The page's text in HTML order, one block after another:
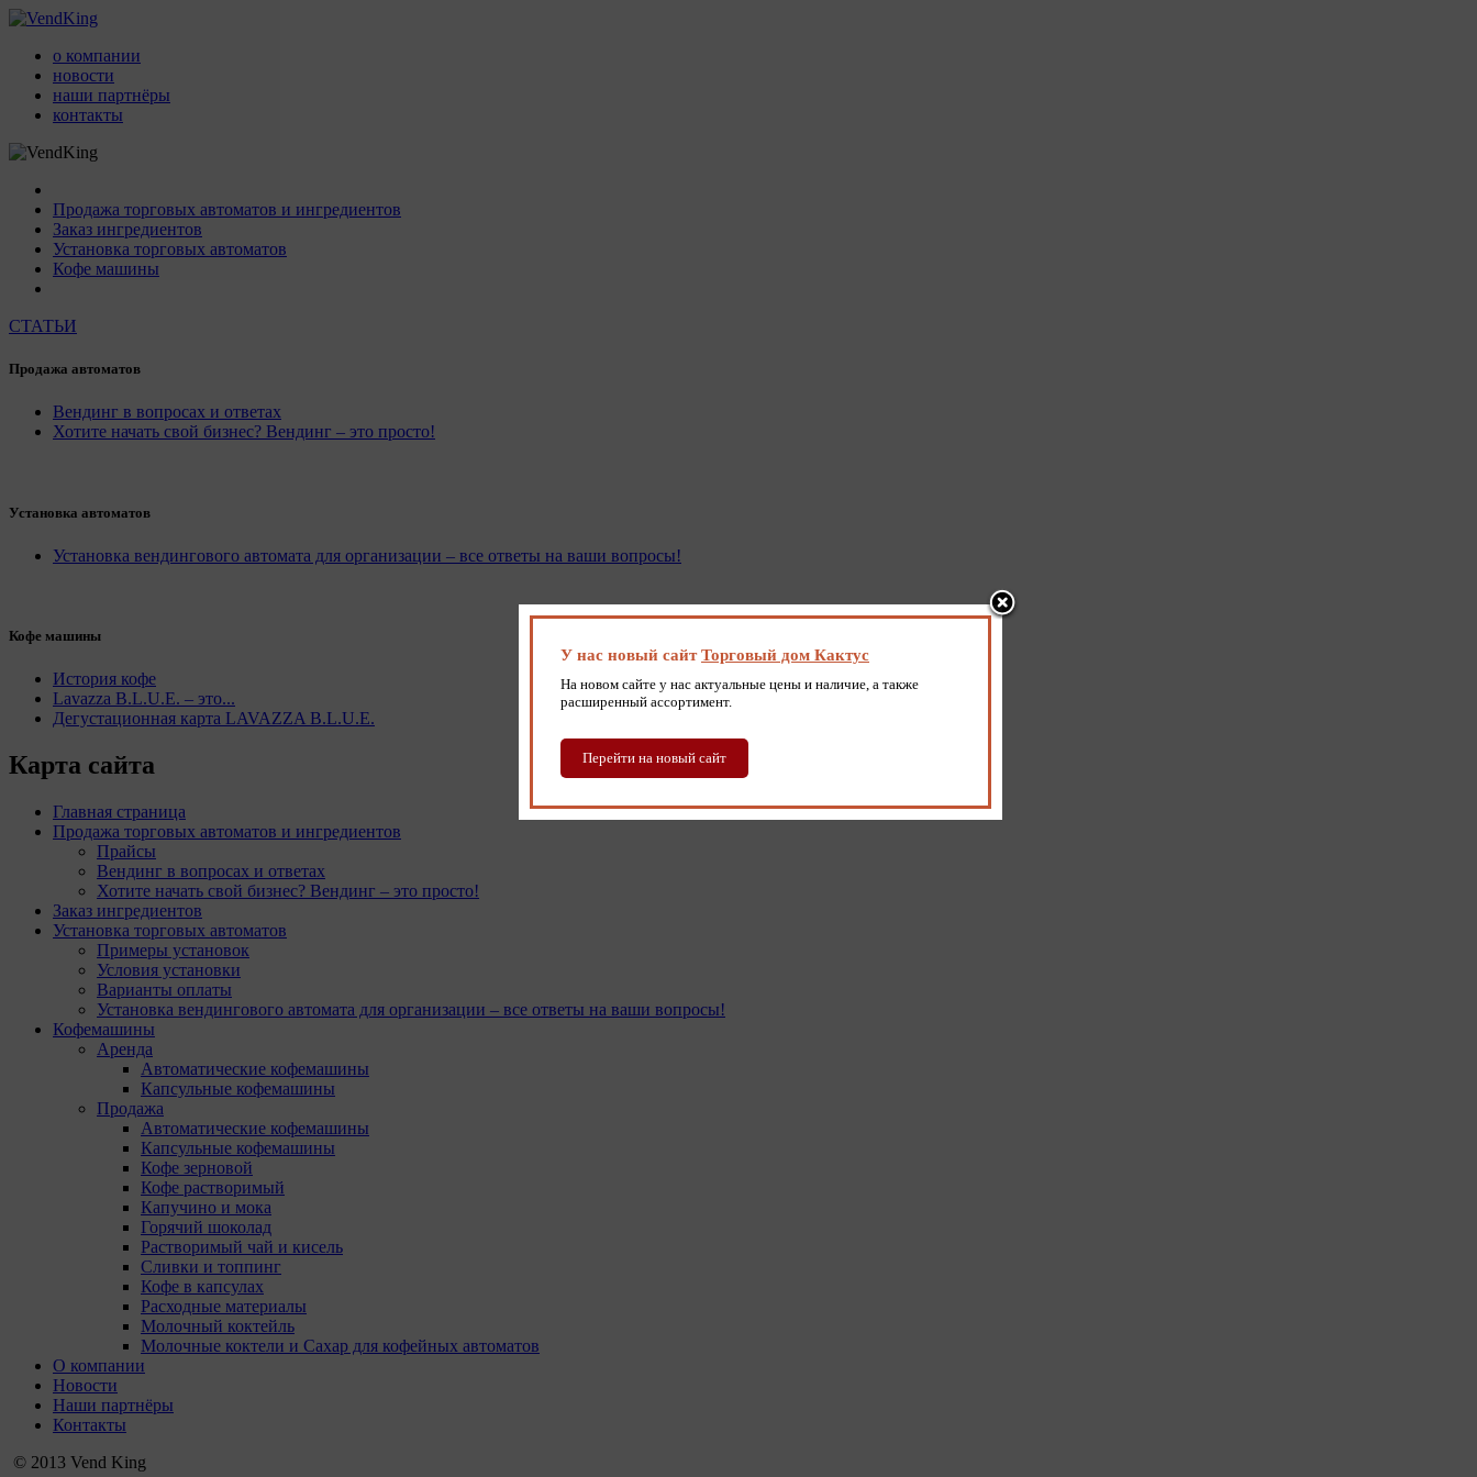
о компании
новости
наши партнёры
контакты
Продажа торговых автоматов и ингредиентов
Заказ ингредиентов
Установка торговых автоматов
Кофе машины
СТАТЬИ
Продажа автоматов
Вендинг в вопросах и ответах
Хотите начать свой бизнес? Вендинг – это просто!
Установка автоматов
Установка вендингового автомата для организации – все ответы на ваши вопросы!
Кофе машины
История кофе
Lavazza B.L.U.E. – это...
Дегустационная карта LAVAZZA B.L.U.E.
Карта сайта
Главная страница
Продажа торговых автоматов и ингредиентов
Прайсы
Вендинг в вопросах и ответах
Хотите начать свой бизнес? Вендинг – это просто!
Заказ ингредиентов
Установка торговых автоматов
Примеры установок
Условия установки
Варианты оплаты
Установка вендингового автомата для организации – все ответы на ваши вопросы!
Кофемашины
Аренда
Автоматические кофемашины
Капсульные кофемашины
Продажа
Автоматические кофемашины
Капсульные кофемашины
Кофе зерновой
Кофе растворимый
Капучино и мока
Горячий шоколад
Растворимый чай и кисель
Сливки и топпинг
Кофе в капсулах
Расходные материалы
Молочный коктейль
Молочные коктели и Сахар для кофейных автоматов
О компании
Новости
Наши партнёры
Контакты
© 2013 Vend King
У нас новый сайтТорговый дом Кактус
На новом сайте у нас актуальные цены и наличие, а также
расширенный ассортимент.
Перейти на новый сайт